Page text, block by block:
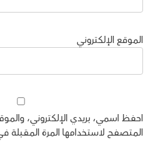
الموقع الإلكتروني
احفظ اسمي، بريدي الإلكتروني،
المتصفح لاستخدامها المرة المقبلة